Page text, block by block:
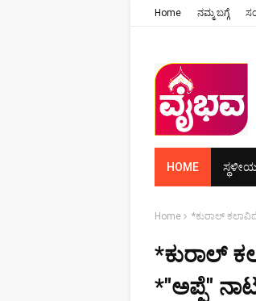
Home ನಮ್ಮ ಬಗ್ಗೆ
HOME ಸ್ಥಳೀಯ
Home *ಕುರಾಲ್
*ಕುರಾಲ್
*"ಅಪ್ಪೆ"